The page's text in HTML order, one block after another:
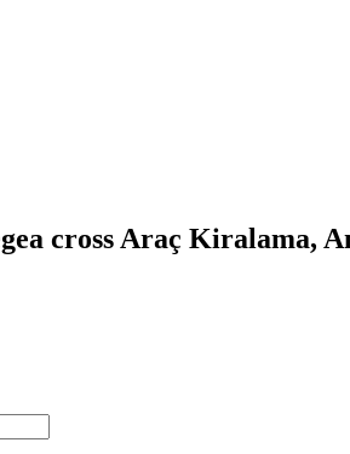
cross Araç Kiralama,